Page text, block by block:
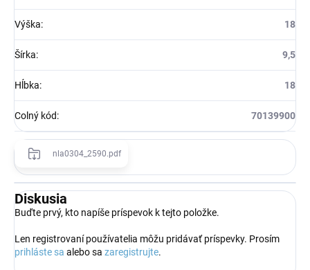
Výška: 18
Šírka: 9,5
Hĺbka: 18
Colný kód: 70139900
nla0304_2590.pdf
Diskusia
Buďte prvý, kto napíše príspevok k tejto položke.
Len registrovaní používatelia môžu pridávať príspevky. Prosím
prihláste sa alebo sa zaregistrujte.